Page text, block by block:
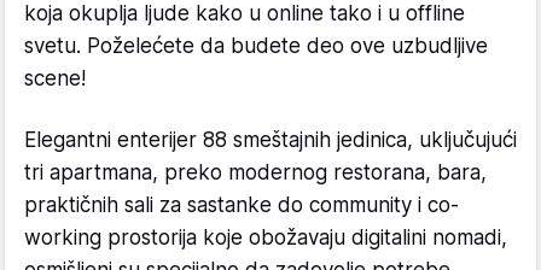
koja okuplja ljude kako u online tako i u offline
svetu. Poželećete da budete deo ove uzbudljive
scene!
Elegantni enterijer 88 smeštajnih jedinica, uključujući
tri apartmana, preko modernog restorana, bara,
praktičnih sali za sastanke do community i co-
working prostorija koje obožavaju digitalini nomadi,